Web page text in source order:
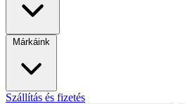
Márkáink
Szállítás és fizetés